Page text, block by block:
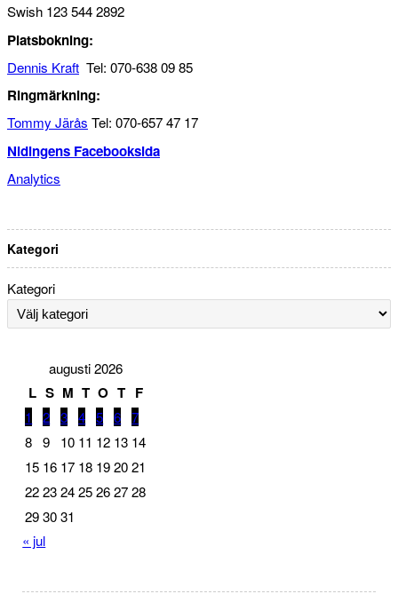
Swish 123 544 2892
Platsbokning:
Dennis Kraft Tel: 070-638 09 85
Ringmärkning:
Tommy Järås Tel: 070-657 47 17
Nidingens Facebooksida
Analytics
Kategori
Kategori
augusti 2026
L S M T O T F
1 2 3 4 5 6 7
8 9 10 11 12 13 14
15 16 17 18 19 20 21
22 23 24 25 26 27 28
29 30 31
« jul